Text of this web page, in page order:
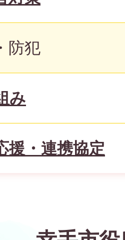
防犯
み
援・連携協定